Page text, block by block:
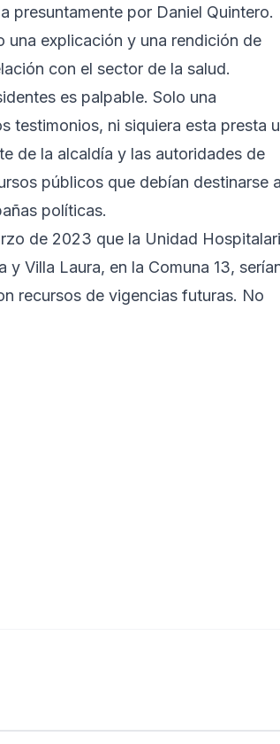
presuntamente por Daniel Quintero.
una explicación y una rendición de
con el sector de la salud.
es palpable. Solo una
testimonios, ni siquiera esta presta
de la alcaldía y las autoridades de
públicos que debían destinarse a
políticas.
de 2023 que la Unidad
Villa Laura, en la Comuna 13,
recursos de vigencias futuras. No